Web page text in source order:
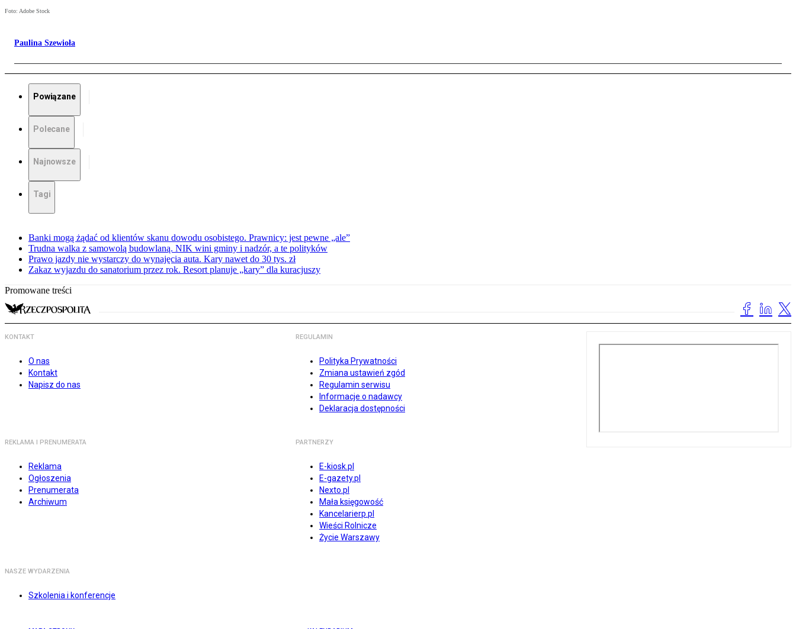
Foto: Adobe Stock
Paulina Szewioła
Powiązane
Polecane
Najnowsze
Tagi
Banki mogą żądać od klientów skanu dowodu osobistego. Prawnicy: jest pewne „ale”
Trudna walka z samowolą budowlaną. NIK wini gminy i nadzór, a te polityków
Prawo jazdy nie wystarczy do wynajęcia auta. Kary nawet do 30 tys. zł
Zakaz wyjazdu do sanatorium przez rok. Resort planuje „kary” dla kuracjuszy
Promowane treści
KONTAKT
O nas
Kontakt
Napisz do nas
REGULAMIN
Polityka Prywatności
Zmiana ustawień zgód
Regulamin serwisu
Informacje o nadawcy
Deklaracja dostępności
REKLAMA I PRENUMERATA
Reklama
Ogłoszenia
Prenumerata
Archiwum
PARTNERZY
E-kiosk.pl
E-gazety.pl
Nexto.pl
Mała księgowość
Kancelarierp.pl
Wieści Rolnicze
Życie Warszawy
NASZE WYDARZENIA
Szkolenia i konferencje